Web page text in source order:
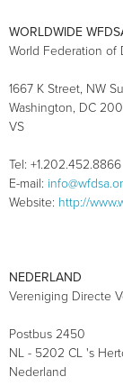
WORLDWIDE
World Federation of
1667 K Street, NW
Washington, DC
VS
Tel: +1.202.452.8866
E-mail:
Website: http://
NEDERLAND
Vereniging Directe
Postbus 2450
NL - 5202 CL 's
Nederland